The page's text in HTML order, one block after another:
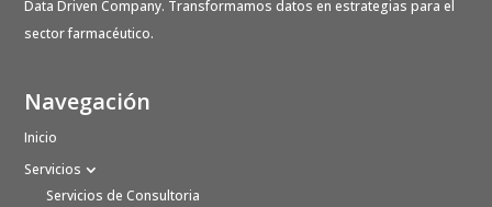
Data Driven Company. Transformamos datos en estrategias para el
sector farmacéutico.
Navegación
Inicio
Servicios
Servicios de Consultoria